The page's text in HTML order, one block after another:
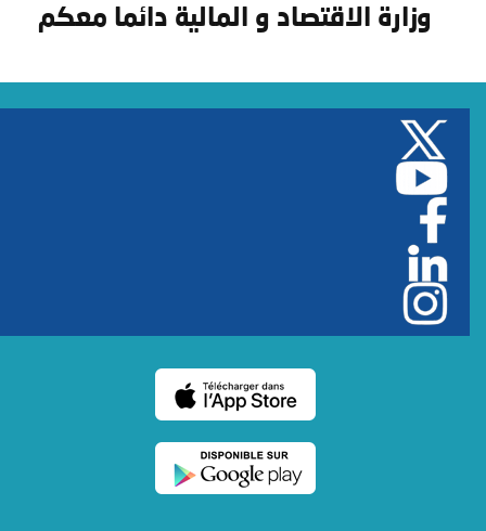
وزارة الاقتصاد و المالية دائما معكم